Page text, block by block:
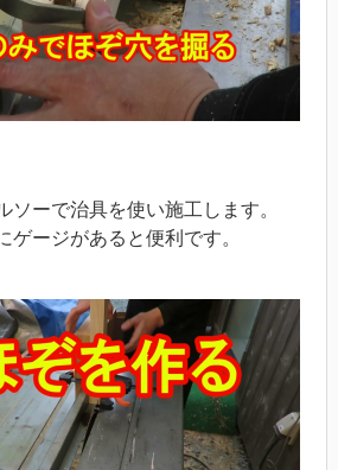
ソーで治具を使い施工します。
ゲージがあると便利です。